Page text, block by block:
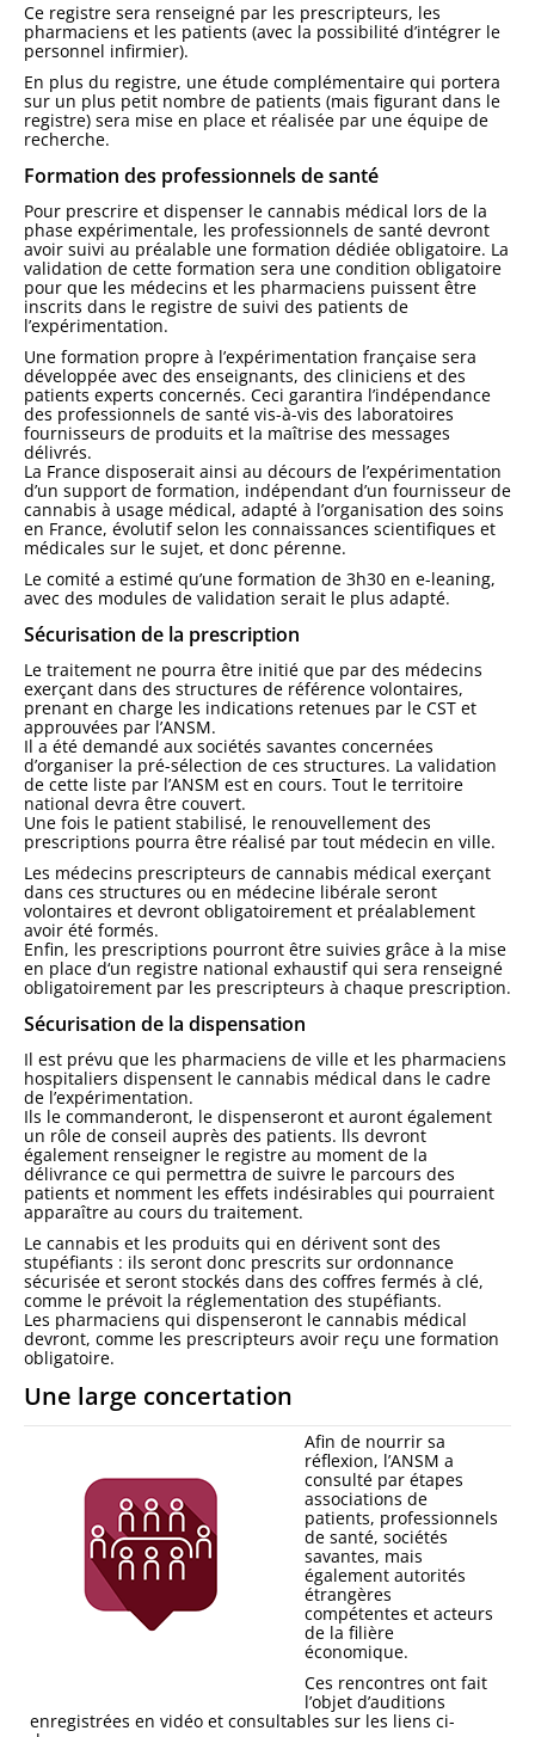
Ce registre sera renseigné par les prescripteurs, les
pharmaciens et les patients (avec la possibilité d’intégrer le
personnel infirmier).
En plus du registre, une étude complémentaire qui portera
sur un plus petit nombre de patients (mais figurant dans le
registre) sera mise en place et réalisée par une équipe de
recherche.
Formation des professionnels de santé
Pour prescrire et dispenser le cannabis médical lors de la
phase expérimentale, les professionnels de santé devront
avoir suivi au préalable une formation dédiée obligatoire. La
validation de cette formation sera une condition obligatoire
pour que les médecins et les pharmaciens puissent être
inscrits dans le registre de suivi des patients de
l’expérimentation.
Une formation propre à l’expérimentation française sera
développée avec des enseignants, des cliniciens et des
patients experts concernés. Ceci garantira l’indépendance
des professionnels de santé vis-à-vis des laboratoires
fournisseurs de produits et la maîtrise des messages
délivrés.
La France disposerait ainsi au décours de l’expérimentation
d’un support de formation, indépendant d’un fournisseur de
cannabis à usage médical, adapté à l’organisation des soins
en France, évolutif selon les connaissances scientifiques et
médicales sur le sujet, et donc pérenne.
Le comité a estimé qu’une formation de 3h30 en e-leaning,
avec des modules de validation serait le plus adapté.
Sécurisation de la prescription
Le traitement ne pourra être initié que par des médecins
exerçant dans des structures de référence volontaires,
prenant en charge les indications retenues par le CST et
approuvées par l’ANSM.
Il a été demandé aux sociétés savantes concernées
d’organiser la pré-sélection de ces structures. La validation
de cette liste par l’ANSM est en cours. Tout le territoire
national devra être couvert.
Une fois le patient stabilisé, le renouvellement des
prescriptions pourra être réalisé par tout médecin en ville.
Les médecins prescripteurs de cannabis médical exerçant
dans ces structures ou en médecine libérale seront
volontaires et devront obligatoirement et préalablement
avoir été formés.
Enfin, les prescriptions pourront être suivies grâce à la mise
en place d‘un registre national exhaustif qui sera renseigné
obligatoirement par les prescripteurs à chaque prescription.
Sécurisation de la dispensation
Il est prévu que les pharmaciens de ville et les pharmaciens
hospitaliers dispensent le cannabis médical dans le cadre
de l’expérimentation.
Ils le commanderont, le dispenseront et auront également
un rôle de conseil auprès des patients. lls devront
également renseigner le registre au moment de la
délivrance ce qui permettra de suivre le parcours des
patients et nomment les effets indésirables qui pourraient
apparaître au cours du traitement.
Le cannabis et les produits qui en dérivent sont des
stupéfiants : ils seront donc prescrits sur ordonnance
sécurisée et seront stockés dans des coffres fermés à clé,
comme le prévoit la réglementation des stupéfiants.
Les pharmaciens qui dispenseront le cannabis médical
devront, comme les prescripteurs avoir reçu une formation
obligatoire.
Une large concertation
Afin de nourrir sa
réflexion, l’ANSM a
consulté par étapes
associations de
patients, professionnels
de santé, sociétés
savantes, mais
également autorités
étrangères
compétentes et acteurs
de la filière
économique.
Ces rencontres ont fait
l’objet d’auditions
enregistrées en vidéo et consultables sur les liens ci-